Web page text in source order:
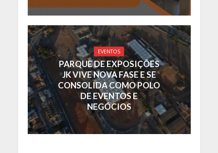
EVENTOS
PARQUE DE EXPOSIÇÕES
JK VIVE NOVA FASE E SE
CONSOLIDA COMO POLO
DE EVENTOS E
NEGÓCIOS